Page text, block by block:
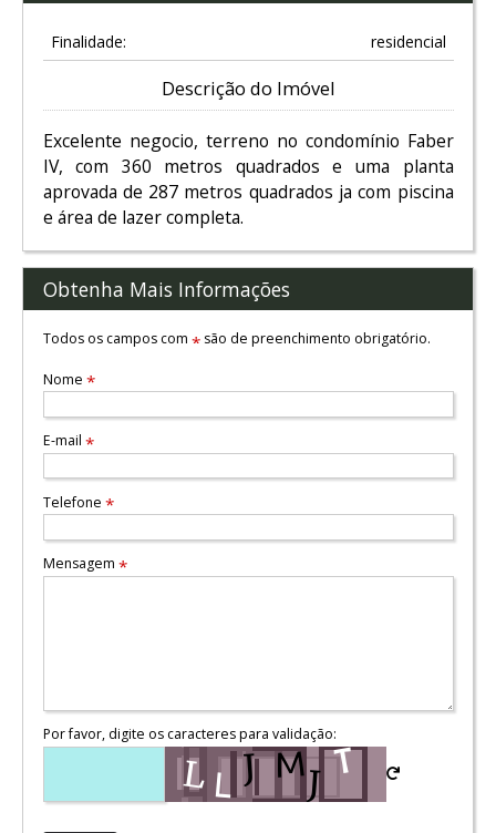
Finalidade: residencial
Descrição do Imóvel
Excelente negocio, terreno no condomínio Faber
IV, com 360 metros quadrados e uma planta
aprovada de 287 metros quadrados ja com piscina
e área de lazer completa.
Obtenha Mais Informações
Todos os campos com *são de preenchimento obrigatório.
Nome *
E-mail *
Telefone *
Mensagem *
Por favor, digite os caracteres para validação: